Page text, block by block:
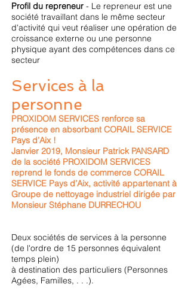
Profil du repreneur - Le repreneur est une
société travaillant dans le même secteur
d'activité qui veut réaliser une opération de
croissance externe ou une personne
physique ayant des compétences dans ce
secteur
Services à la
personne
PROXIDOM SERVICES renforce sa
présence en absorbant CORAIL SERVICE
Pays d’Aix !
Janvier 2019, Monsieur Patrick PANSARD
de la société PROXIDOM SERVICES
reprend le fonds de commerce CORAIL
SERVICE Pays d’Aix, activité appartenant à
Groupe de nettoyage industriel dirigée par
Monsieur Stéphane DURRECHOU
Deux sociétés de services à la personne
(de l'ordre de 15 personnes équivalent
temps plein)
à destination des particuliers (Personnes
Agées, Familles, . . .).